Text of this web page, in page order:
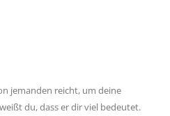
jemanden reicht, um deine
du, dass er dir viel bedeutet.